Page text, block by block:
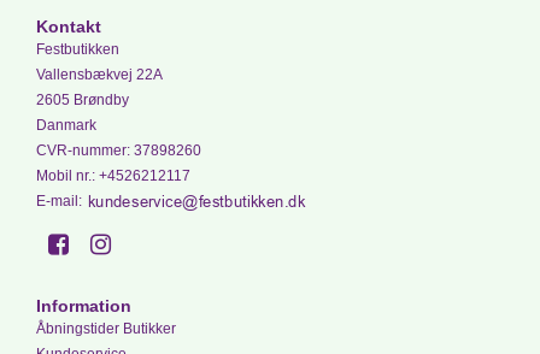
Kontakt
Festbutikken
Vallensbækvej 22A
2605 Brøndby
Danmark
CVR-nummer: 37898260
Mobil nr.: +4526212117
E-mail :
Information
Åbningstider Butikker